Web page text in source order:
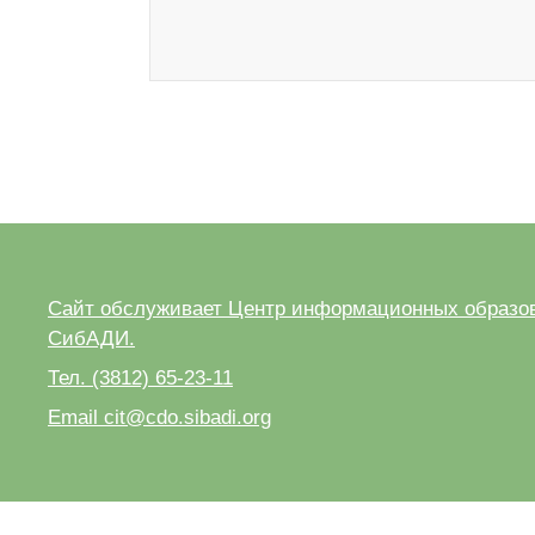
Сайт обслуживает Центр информационных
СибАДИ.
Тел. (3812) 65-23-11
Email cit@cdo.sibadi.org